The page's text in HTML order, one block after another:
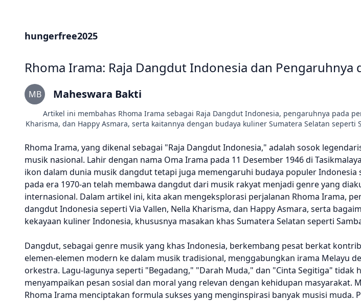
hungerfree2025
Rhoma Irama: Raja Dangdut Indonesia dan Pengaruhnya
MB Maheswara Bakti
Artikel ini membahas Rhoma Irama sebagai Raja Dangdut Indonesia, pengaruhnya pada
Kharisma, dan Happy Asmara, serta kaitannya dengan budaya kuliner Sumatera Selatan seperti
Rhoma Irama, yang dikenal sebagai "Raja Dangdut Indonesia," adalah sosok
musik nasional. Lahir dengan nama Oma Irama pada 11 Desember 1946 di
ikon dalam dunia musik dangdut tetapi juga memengaruhi budaya populer Indonesia
pada era 1970-an telah membawa dangdut dari musik rakyat menjadi genre yang
internasional. Dalam artikel ini, kita akan mengeksplorasi perjalanan Rhoma Irama,
dangdut Indonesia seperti Via Vallen, Nella Kharisma, dan Happy Asmara, serta
kekayaan kuliner Indonesia, khususnya masakan khas Sumatera Selatan seperti
Dangdut, sebagai genre musik yang khas Indonesia, berkembang pesat berkat
elemen-elemen modern ke dalam musik tradisional, menggabungkan irama Melayu
orkestra. Lagu-lagunya seperti "Begadang," "Darah Muda," dan "Cinta Segitiga" tidak
menyampaikan pesan sosial dan moral yang relevan dengan kehidupan masyarakat.
Rhoma Irama menciptakan formula sukses yang menginspirasi banyak musisi muda.